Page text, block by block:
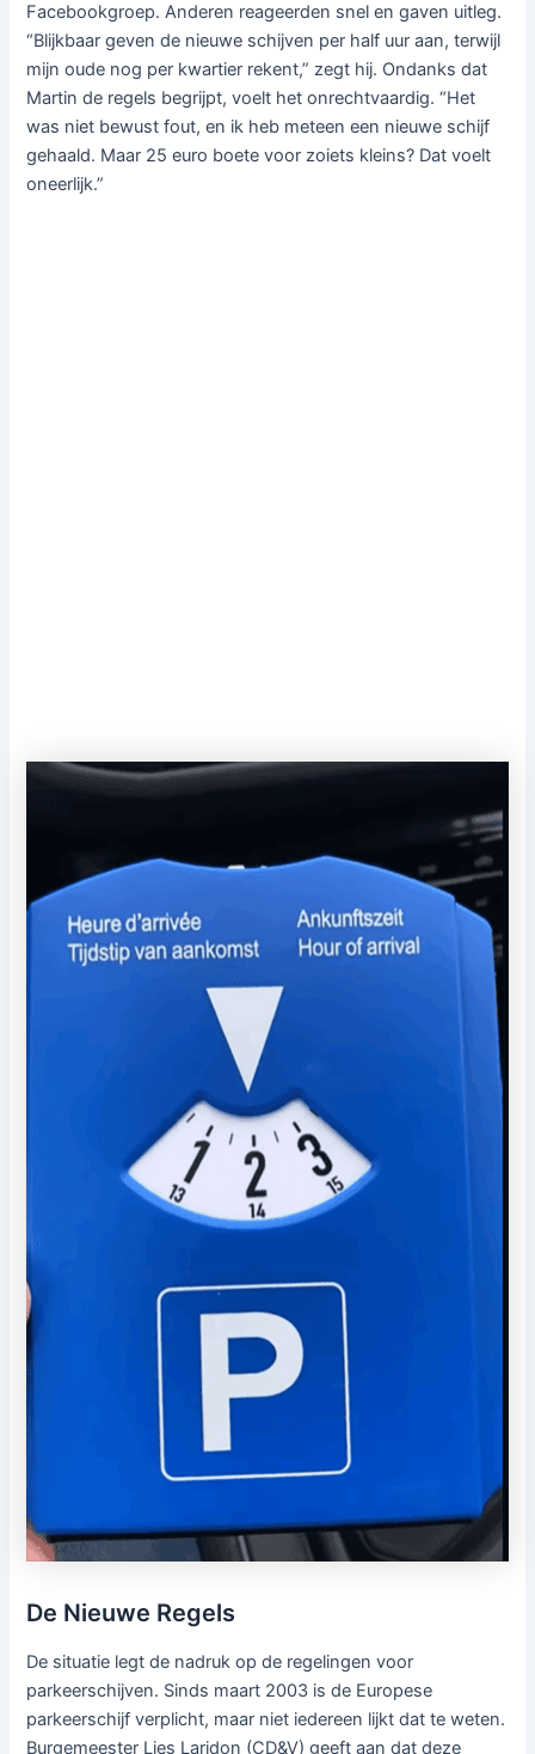
Facebookgroep. Anderen reageerden snel en gaven uitleg.
“Blijkbaar geven de nieuwe schijven per half uur aan, terwijl
mijn oude nog per kwartier rekent,” zegt hij. Ondanks dat
Martin de regels begrijpt, voelt het onrechtvaardig. “Het
was niet bewust fout, en ik heb meteen een nieuwe schijf
gehaald. Maar 25 euro boete voor zoiets kleins? Dat voelt
oneerlijk.”
De Nieuwe Regels
De situatie legt de nadruk op de regelingen voor
parkeerschijven. Sinds maart 2003 is de Europese
parkeerschijf verplicht, maar niet iedereen lijkt dat te weten.
Burgemeester Lies Laridon (CD&V) geeft aan dat deze